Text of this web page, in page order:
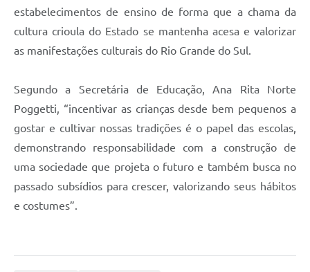
estabelecimentos de ensino de forma que a chama da
cultura crioula do Estado se mantenha acesa e valorizar
as manifestações culturais do Rio Grande do Sul.
Segundo a Secretária de Educação, Ana Rita Norte
Poggetti, “incentivar as crianças desde bem pequenos a
gostar e cultivar nossas tradições é o papel das escolas,
demonstrando responsabilidade com a construção de
uma sociedade que projeta o futuro e também busca no
passado subsídios para crescer, valorizando seus hábitos
e costumes”.